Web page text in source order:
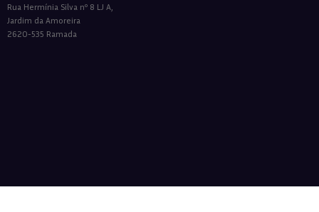
Rua Hermínia Silva nº 8 LJ A,
Jardim da Amoreira
2620-535 Ramada